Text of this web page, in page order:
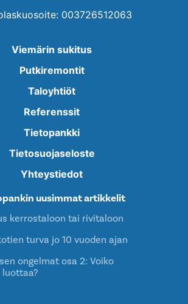
003726512063
Viemärin sukitus
Putkiremontit
Taloyhtiöt
Referenssit
Tietopankki
Tietosuojaseloste
Yhteystiedot
uusimmat artikkelit
kerrostaloon tai rivitaloon
turva jo 10 vuoden ajan
ongelmat osa 2: Voiko